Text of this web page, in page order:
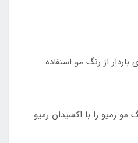
خانم های باردار از رنگ مو استفاده
رمیو را با اکسیدان رمیو